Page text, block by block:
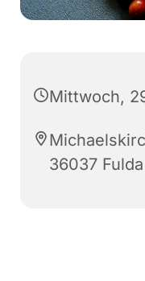
Mittwoch,
36037 Fulda